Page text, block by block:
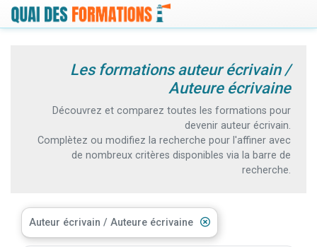
Les formations auteur écrivain /
Auteure écrivaine
Découvrez et comparez toutes les formations pour
devenir auteur écrivain.
Complètez ou modifiez la recherche pour l'affiner avec
de nombreux critères disponibles via la barre de
recherche.
Auteur écrivain / Auteure écrivaine